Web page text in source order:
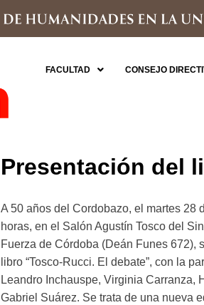
FACULTAD CONSEJO
Presentación del
A 50 años del Cordobazo, el martes 28
horas, en el Salón Agustín Tosco del
Fuerza de Córdoba (Deán Funes 672),
libro “Tosco-Rucci. El debate”, con la
Leandro Inchauspe, Virginia Carranza,
Gabriel Suárez. Se trata de una nueva